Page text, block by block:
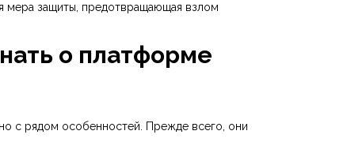
мера защиты, предотвращающая взлом
о платформе
с рядом особенностей. Прежде всего, они